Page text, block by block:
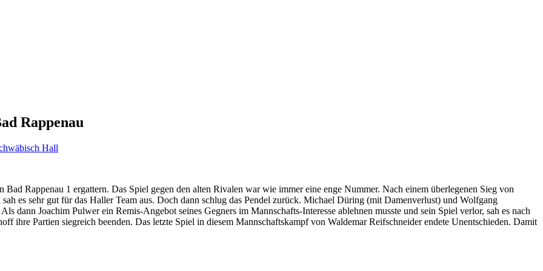
Rappenau
Hall
Rappenau 1 ergattern. Das Spiel gegen den alten Rivalen war wie immer eine enge Nummer. Nach einem überlegenen Sieg von
es sehr gut für das Haller Team aus. Doch dann schlug das Pendel zurück. Michael Düring (mit Damenverlust) und Wolfgang
dann Joachim Pulwer ein Remis-Angebot seines Gegners im Mannschafts-Interesse ablehnen musste und sein Spiel verlor, sah es nach
ihre Partien siegreich beenden. Das letzte Spiel in diesem Mannschaftskampf von Waldemar Reifschneider endete Unentschieden. Damit